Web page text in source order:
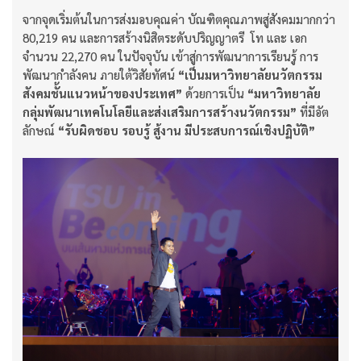
จากจุดเริ่มต้นในการส่งมอบคุณค่า บัณฑิตคุณภาพสู่สังคมมากกว่า
80,219 คน และการสร้างนิสิตระดับปริญญาตรี โท และ เอก
จำนวน 22,270 คน ในปัจจุบัน เข้าสู่การพัฒนาการเรียนรู้ การ
พัฒนากำลังคน ภายใต้วิสัยทัศน์ “เป็นมหาวิทยาลัยนวัตกรรม
สังคมชั้นแนวหน้าของประเทศ” ด้วยการเป็น “มหาวิทยาลัย
กลุ่มพัฒนาเทคโนโลยีและส่งเสริมการสร้างนวัตกรรม” ที่มีอัต
ลักษณ์ “รับผิดชอบ รอบรู้ สู้งาน มีประสบการณ์เชิงปฏิบัติ”